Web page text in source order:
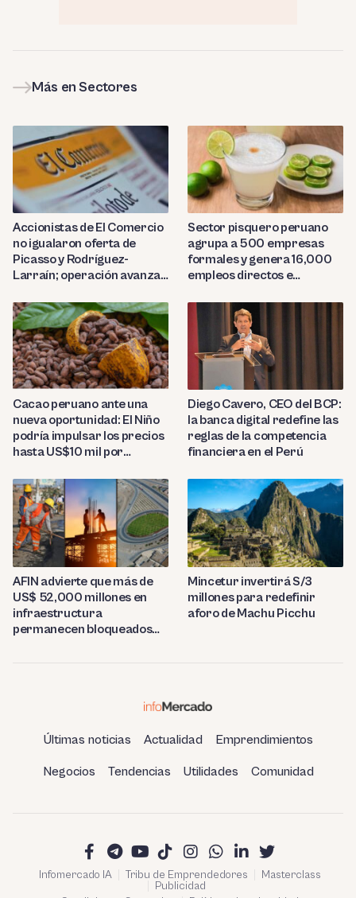
Más en Sectores
Accionistas de El Comercio
no igualaron oferta de
Picasso y Rodríguez-
Larraín; operación avanza
Sector pisquero peruano
agrupa a 500 empresas
formales y genera 16,000
empleos directos e
Cacao peruano ante una
nueva oportunidad: El Niño
podría impulsar los precios
hasta US$10 mil por
Diego Cavero, CEO del BCP:
la banca digital redefine las
reglas de la competencia
financiera en el Perú
AFIN advierte que más de
US$ 52,000 millones en
infraestructura
permanecen bloqueados
Mincetur invertirá S/3
millones para redefinir
aforo de Machu Picchu
Últimas noticias Actualidad Emprendimientos
Negocios Tendencias Utilidades Comunidad
Infomercado IA Tribu de Emprendedores
Masterclass
Publicidad